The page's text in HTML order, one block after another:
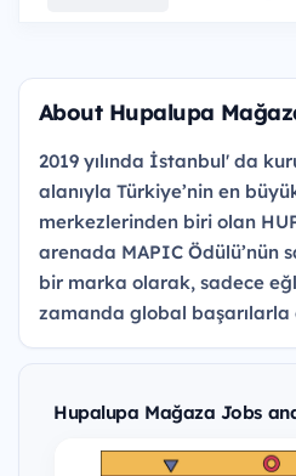
About Hupalupa
2019 yılında İstanbul' da
alanıyla Türkiye’nin en
merkezlerinden biri olan
arenada MAPIC Ödülü’nün
bir marka olarak, sadece
zamanda global başarılarla
Hupalupa Mağaza Jobs